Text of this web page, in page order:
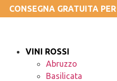
CONSEGNA GRATUITA
VINI ROSSI
Abruzzo
Basilicata